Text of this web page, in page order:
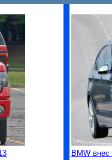
BMW